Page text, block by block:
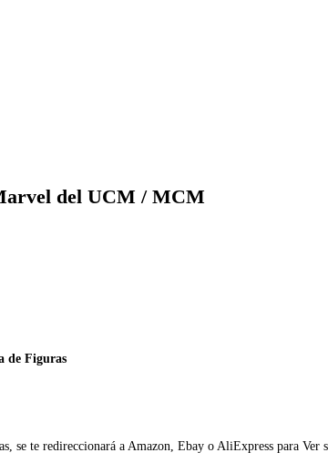
del UCM / MCM
se te redireccionará a Amazon, Ebay o AliExpress para